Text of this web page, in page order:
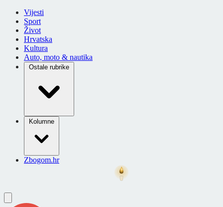
Vijesti
Sport
Život
Hrvatska
Kultura
Auto, moto & nautika
Ostale rubrike
Kolumne
Zbogom.hr